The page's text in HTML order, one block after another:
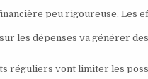
peu rigoureuse. Les
les dépenses va générer
réguliers vont limiter les